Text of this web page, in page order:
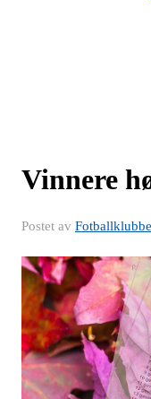
Vinnere
Postet av